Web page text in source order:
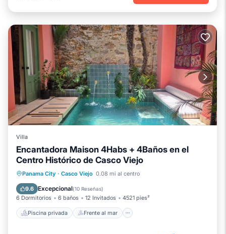
Villa
Encantadora Maison 4Habs + 4Baños en el
Centro Histórico de Casco Viejo
Panama City · Casco Viejo 0.08 mi al centro
9.6 Excepcional(10 Reseñas)
6 Dormitorios 6 baños 12 Invitados 4521 pies²
Piscina privada Frente al mar
Piscina privada
Frente al mar
Bañera de hidromasaje